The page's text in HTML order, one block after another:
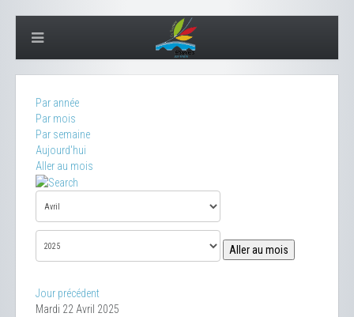
Par année
Par mois
Par semaine
Aujourd'hui
Aller au mois
Aller au mois
Jour précédent
Mardi 22 Avril 2025